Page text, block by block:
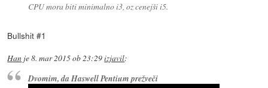
CPU mora biti minimalno i3, oz cenejši i5.
Bullshit #1
Han je8. mar 2015 ob 23:29izjavil:
Dvomim, da Haswell Pentium prežveči